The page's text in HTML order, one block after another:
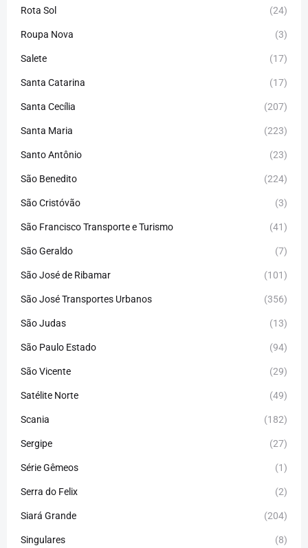
Rota Sol (24)
Roupa Nova (3)
Salete (17)
Santa Catarina (17)
Santa Cecília (207)
Santa Maria (223)
Santo Antônio (23)
São Benedito (224)
São Cristóvão (3)
São Francisco Transporte e Turismo (41)
São Geraldo (7)
São José de Ribamar (101)
São José Transportes Urbanos (356)
São Judas (13)
São Paulo Estado (94)
São Vicente (29)
Satélite Norte (49)
Scania (182)
Sergipe (27)
Série Gêmeos (1)
Serra do Felix (2)
Siará Grande (204)
Singulares (8)